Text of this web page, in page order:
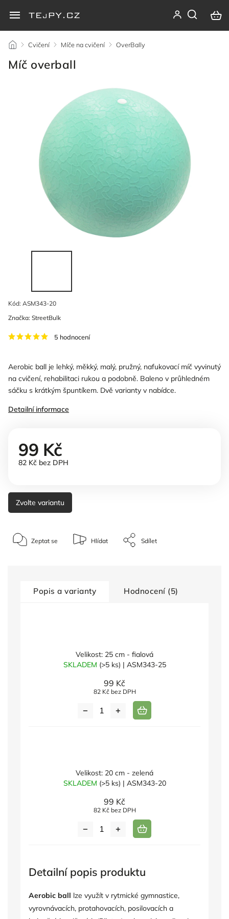
/ Cvičení / Míče na cvičení / OverBally
Míč overball
Kód: ASM343-20
5 hodnocení
Aerobic ball je lehký, měkký, malý, pružný, nafukovací míč vyvinutý
na cvičení, rehabilitaci rukou a podobně. Baleno v průhledném
sáčku s krátkým špuntíkem. Dvě varianty v nabídce.
Detailní informace
Značka: StreetBulk
99 Kč
82 Kč bez DPH
Zvolte variantu
Zeptat se Hlídat Sdílet
Popis a varianty Hodnocení (5)
Velikost: 25 cm - fialová
SKLADEM (>5 ks) | ASM343-25
99 Kč
82 Kč bez DPH
Velikost: 20 cm - zelená
SKLADEM (>5 ks) | ASM343-20
99 Kč
82 Kč bez DPH
Detailní popis produktu
Aerobic ball lze využít v rytmické gymnastice,
vyrovnávacích, protahovacích, posilovacích a